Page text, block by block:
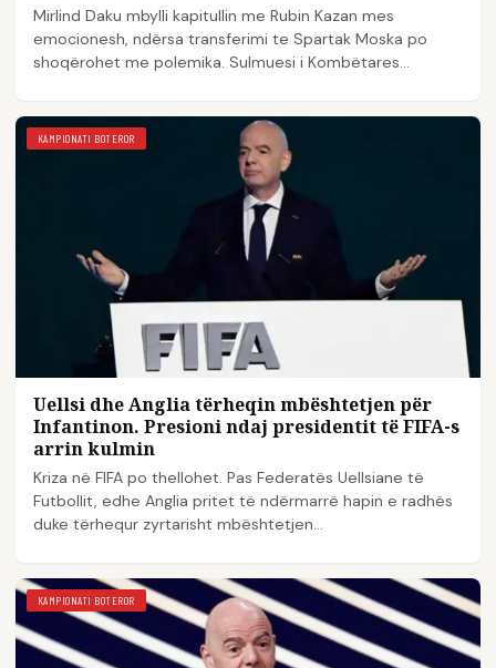
Mirlind Daku mbylli kapitullin me Rubin Kazan mes
emocionesh, ndërsa transferimi te Spartak Moska po
shoqërohet me polemika. Sulmuesi i Kombëtares
KAMPIONATI BOTEROR
Uellsi dhe Anglia tërheqin mbështetjen për
Infantinon. Presioni ndaj presidentit të FIFA-s
arrin kulmin
Kriza në FIFA po thellohet. Pas Federatës Uellsiane të
Futbollit, edhe Anglia pritet të ndërmarrë hapin e radhës
duke tërhequr zyrtarisht mbështetjen…
KAMPIONATI BOTEROR